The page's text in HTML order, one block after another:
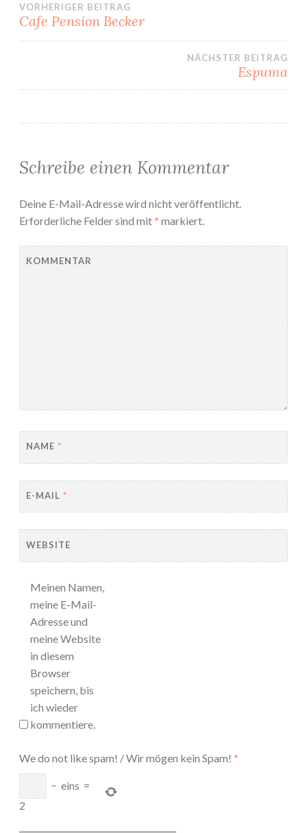
Beitrags-
VORHERIGER BEITRAG
Cafe Pension Becker
NÄCHSTER BEITRAG
Espuma
Schreibe einen Kommentar
Deine E-Mail-Adresse wird nicht veröffentlicht.
Erforderliche Felder sind mit* markiert.
KOMMENTAR
NAME *
E-MAIL *
WEBSITE
Meinen Namen,
meine E-Mail-
Adresse und
meine Website
in diesem
Browser
speichern, bis
ich wieder
kommentiere.
We do not like spam! / Wir mögen kein Spam! *
− eins =
2